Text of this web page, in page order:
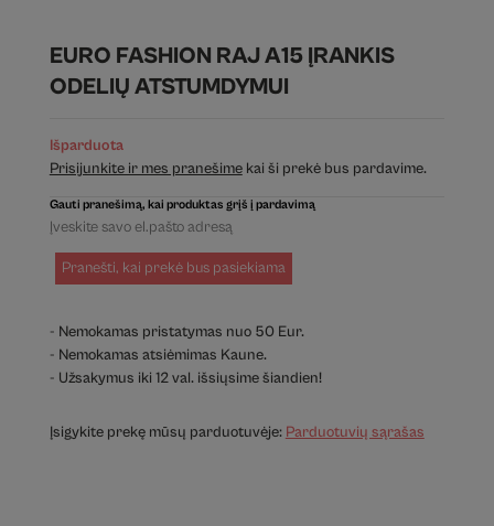
EURO FASHION RAJ A15 ĮRANKIS
ODELIŲ ATSTUMDYMUI
Išparduota
Prisijunkite ir mes pranešimekai ši prekė bus pardavime.
Gauti pranešimą, kai produktas grįš į pardavimą
Pranešti, kai prekė bus pasiekiama
- Nemokamas pristatymas nuo 50 Eur.
- Nemokamas atsiėmimas Kaune.
- Užsakymus iki 12 val. išsiųsime šiandien!
Įsigykite prekę mūsų parduotuvėje: Parduotuvių sąrašas